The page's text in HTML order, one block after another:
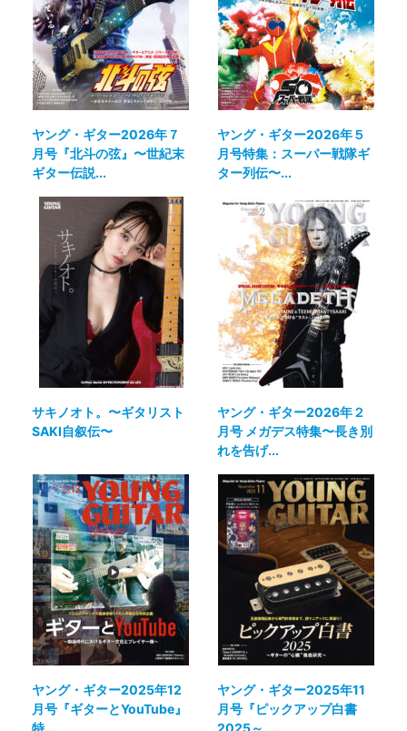
ヤング・ギター2026年７
月号『北斗の弦』〜世紀末
ギター伝説...
ヤング・ギター2026年５
月号特集：スーパー戦隊ギ
ター列伝〜...
サキノオト。〜ギタリスト
SAKI自叙伝〜
ヤング・ギター2026年２
月号 メガデス特集〜長き別
れを告げ...
ヤング・ギター2025年12
月号『ギターとYouTube』
ヤング・ギター2025年11
月号『ピックアップ白書